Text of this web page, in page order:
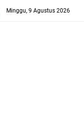
Minggu, 9 Agustus 2026